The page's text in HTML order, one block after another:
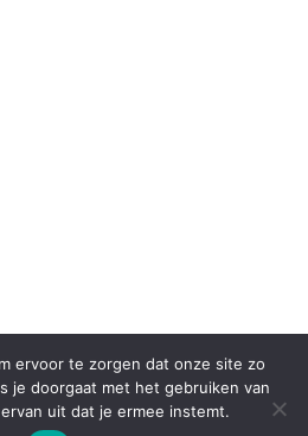
ervoor te zorgen dat onze site zo
je doorgaat met het gebruiken van
uit dat je ermee instemt.